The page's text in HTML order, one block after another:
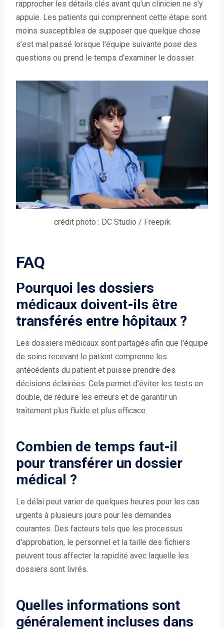
rapprocher les détails clés avant qu'un clinicien ne s'y
appuie. Les patients qui comprennent cette étape sont
moins susceptibles de supposer que quelque chose
s’est mal passé lorsque l’équipe suivante pose des
questions ou prend le temps d’examiner le dossier.
crédit photo : DC Studio / Freepik
FAQ
Pourquoi les dossiers
médicaux doivent-ils être
transférés entre hôpitaux ?
Les dossiers médicaux sont partagés afin que l'équipe
de soins recevant le patient comprenne les
antécédents du patient et puisse prendre des
décisions éclairées. Cela permet d’éviter les tests en
double, de réduire les erreurs et de garantir un
traitement plus fluide et plus efficace.
Combien de temps faut-il
pour transférer un dossier
médical ?
Le délai peut varier de quelques heures pour les cas
urgents à plusieurs jours pour les demandes
courantes. Des facteurs tels que les processus
d'approbation, le personnel et la taille des fichiers
peuvent tous affecter la rapidité avec laquelle les
dossiers sont livrés.
Quelles informations sont
généralement incluses dans